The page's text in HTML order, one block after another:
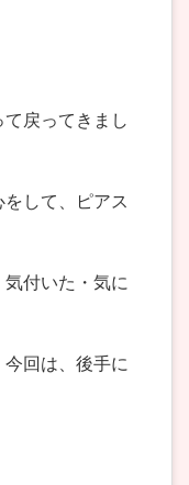
戻ってきまし
して、ピアス
付いた・気に
回は、後手に